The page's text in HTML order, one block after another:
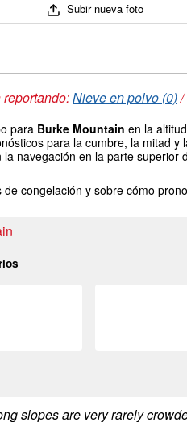
Subir nueva foto
Nieve en polvo (0)/
para Burke Mountain en la
para la cumbre, la mitad y
navegación en la parte superior
congelación y sobre cómo
slopes are very rarely